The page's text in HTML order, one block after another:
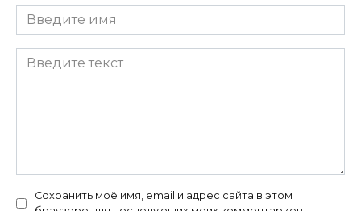
Сохранить моё имя, email и адрес сайта в этом